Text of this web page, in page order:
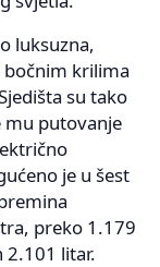
luksuzna,
bočnim krilima
su tako
mu putovanje
je u šest
preko 1.179
2.101 litar.